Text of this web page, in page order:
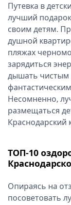
О
Metro
Metro
Путевка в
лучший
своим детям.
душной
пляжах
зарядиться
дышать чистым
Несомненно,
размещаться
Краснодарский
ТОП-10
Опираясь на
посоветовать